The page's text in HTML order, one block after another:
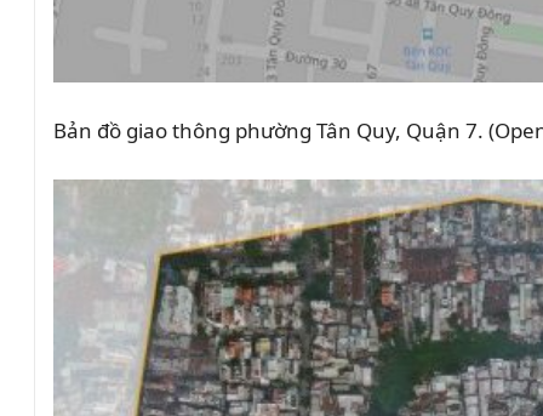
Bản đồ giao thông phường Tân Quy, Quận 7.